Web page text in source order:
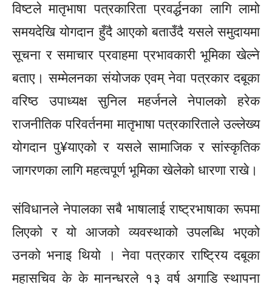
विष्टले मातृभाषा पत्रकारिता प्रवर्द्धनका लागि लामो
समयदेखि योगदान हुँदै आएको बताउँदै यसले समुदायमा
सूचना र समाचार प्रवाहमा प्रभावकारी भूमिका खेल्ने
बताए। सम्मेलनका संयोजक एवम् नेवा पत्रकार दबूका
वरिष्ठ उपाध्यक्ष सुनिल महर्जनले नेपालको हरेक
राजनीतिक परिवर्तनमा मातृभाषा पत्रकारिताले उल्लेख्य
योगदान पु¥याएको र यसले सामाजिक र सांस्कृतिक
जागरणका लागि महत्वपूर्ण भूमिका खेलेको धारणा राखे।
संविधानले नेपालका सबै भाषालाई राष्ट्रभाषाका रूपमा
लिएको र यो आजको व्यवस्थाको उपलब्धि भएको
उनको भनाइ थियो । नेवा पत्रकार राष्ट्रिय दबूका
महासचिव के के मानन्धरले १३ वर्ष अगाडि स्थापना